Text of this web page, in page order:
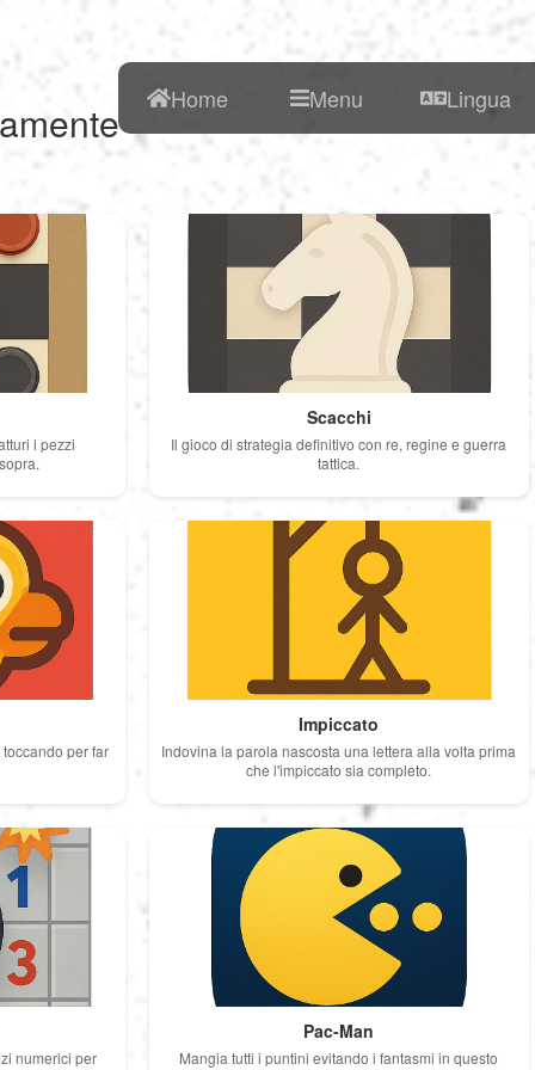
SEO
My Profile
My Reports
Logout
English
Français
Deutsch
Español
Italiano
Nederlands
Português
Polski
Türkçe
русский
中文
日本語
한국어
Home Menu Lingua
My Profile
i pezzi
Scacchi
Il gioco di strategia definitivo con re, regine e guerra
tattica.
per far
Impiccato
Indovina la parola nascosta una lettera alla volta prima
che l'impiccato sia completo.
numerici per
Pac-Man
Mangia tutti i puntini evitando i fantasmi in questo